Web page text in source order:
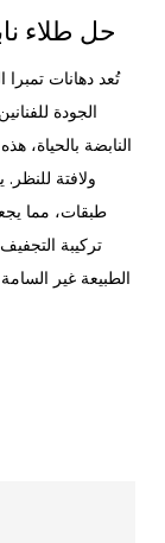
حل طلاء
الجودة
النابضة بالحياة،
ولافتة
طبقات، مما
تركيبة
الطبيعة غير